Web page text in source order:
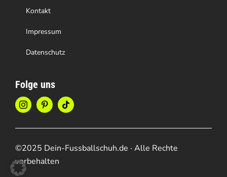
Kontakt
Impressum
Datenschutz
Folge uns
©2025 Dein-Fussballschuh.de · Alle Rechte
vorbehalten